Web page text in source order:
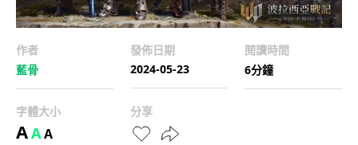
作者
藍骨
發佈日期
2024-05-23
閱讀時間
6分鐘
字體大小
AAA
分享